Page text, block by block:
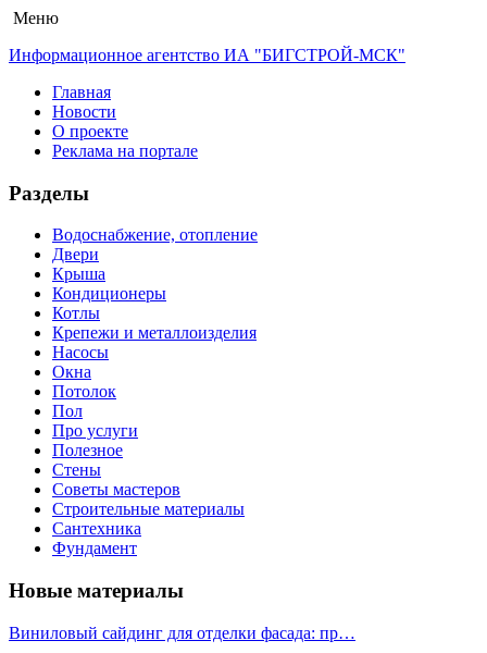
Меню
Информационное агентство ИА "БИГСТРОЙ-МСК"
Главная
Новости
О проекте
Реклама на портале
Разделы
Водоснабжение, отопление
Двери
Крыша
Кондиционеры
Котлы
Крепежи и металлоизделия
Насосы
Окна
Потолок
Пол
Про услуги
Полезное
Стены
Советы мастеров
Строительные материалы
Сантехника
Фундамент
Новые материалы
Виниловый сайдинг для отделки фасада: пр…